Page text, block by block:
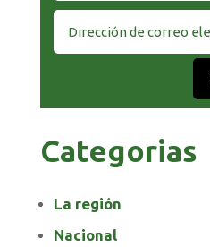
Categorias
La región
Nacional